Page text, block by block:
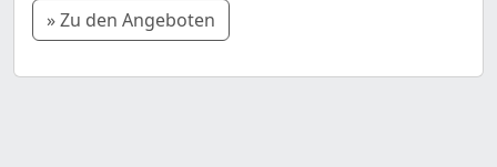
» Zu den Angeboten